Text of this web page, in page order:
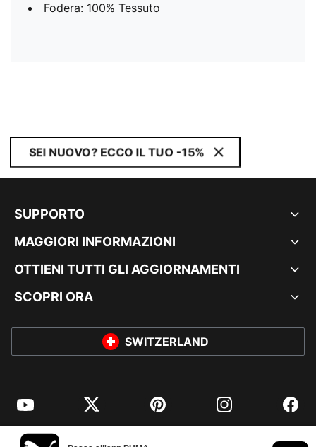
Fodera: 100% Tessuto
SEI NUOVO? ECCO IL TUO -15%
SUPPORTO
MAGGIORI INFORMAZIONI
OTTIENI TUTTI GLI AGGIORNAMENTI
SCOPRI ORA
SWITZERLAND
YouTube Twitter Pinterest Instagram
© PUMA EUROPE GMBH, 2026. TUTTI I DIRITTI RISERVATI